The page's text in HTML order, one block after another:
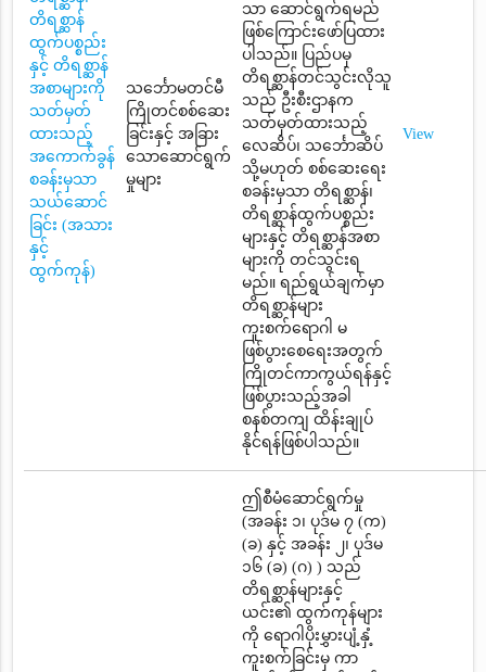
တိရစ္ဆာန်
ထွက်ပစ္စည်း
နှင့် တိရစ္ဆာန်
အစာများကို
သတ်မှတ်
ထားသည့်
အကောက်ခွန်
စခန်းမှသာ
သယ်ဆောင်
ခြင်း (အသား
နှင့်
ထွက်ကုန်)
သင်္ဘောမတင်မီ
ကြိုတင်စစ်ဆေး
ခြင်းနှင့် အခြား
သောဆောင်ရွက်
မှုများ
သာ ဆောင်ရွက်ရမည်
ဖြစ်ကြောင်းဖော်ပြထား
ပါသည်။ ပြည်ပမှ
တိရစ္ဆာန်တင်သွင်းလိုသူ
သည် ဦးစီးဌာနက
သတ်မှတ်ထားသည့်
လေဆိပ်၊ သင်္ဘောဆိပ်
သို့မဟုတ် စစ်ဆေးရေး
စခန်းမှသာ တိရစ္ဆာန်၊
တိရစ္ဆာန်ထွက်ပစ္စည်း
များနှင့် တိရစ္ဆာန်အစာ
များကို တင်သွင်းရ
မည်။ ရည်ရွယ်ချက်မှာ
တိရစ္ဆာန်များ
ကူးစက်ရောဂါ မ
ဖြစ်ပွားစေရေးအတွက်
ကြိုတင်ကာကွယ်ရန်နှင့်
ဖြစ်ပွားသည့်အခါ
စနစ်တကျ ထိန်းချုပ်
နိုင်ရန်ဖြစ်ပါသည်။
View
ဤစီမံဆောင်ရွက်မှု
(အခန်း ၁၊ ပုဒ်မ ၇ (က)
(ခ) နှင့် အခန်း ၂၊ ပုဒ်မ
၁၆ (ခ) (ဂ) ) သည်
တိရစ္ဆာန်များနှင့်
ယင်း၏ ထွက်ကုန်များ
ကို ရောဂါပိုးမွှားပျံ့နှံ့
ကူးစက်ခြင်းမှ ကာ